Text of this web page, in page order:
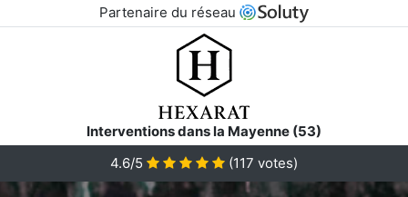
Partenaire du réseau
Interventions dans la Mayenne (53)
4.6/5
(117 votes)